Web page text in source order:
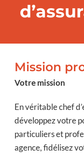
Mission
Votre mission
En véritable chef
développez votre
particuliers et
agence, fidélisez